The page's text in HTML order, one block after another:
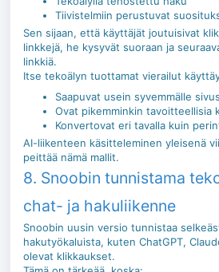
Tiivistelmiin perustuvat
Sen sijaan, että käyttäjät joutuisivat
linkkejä, he kysyvät suoraan ja
linkkiä.
Itse tekoälyn tuottamat vierailut
Saapuvat usein syvemmälle
Ovat pikemminkin tavoitteellisia
Konvertovat eri tavalla kuin
AI-liikenteen käsitteleminen yleisenä
peittää nämä mallit.
8. Snoobin tunnistama
chat- ja hakuliikenne
Snoobin uusin versio tunnistaa
hakutyökaluista, kuten ChatGPT,
olevat klikkaukset.